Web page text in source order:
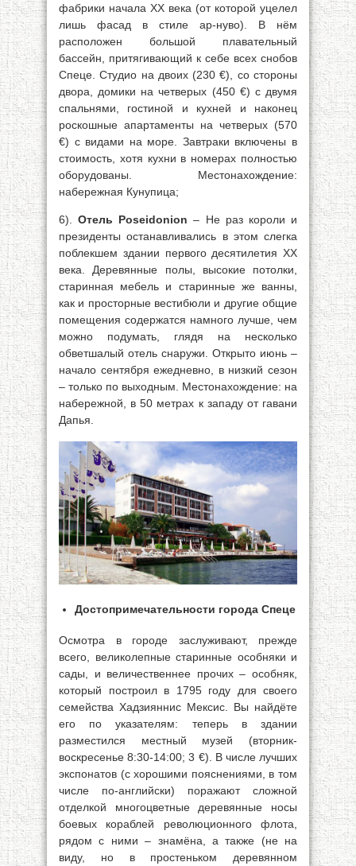
фабрики начала XX века (от которой уцелел
лишь фасад в стиле ар-нуво). В нём
расположен большой плавательный
бассейн, притягивающий к себе всех снобов
Спеце. Студио на двоих (230 €), со стороны
двора, домики на четверых (450 €) с двумя
спальнями, гостиной и кухней и наконец
роскошные апартаменты на четверых (570
€) с видами на море. Завтраки включены в
стоимость, хотя кухни в номерах полностью
оборудованы. Местонахождение:
набережная Кунупица;
6).Отель Poseidonion – Не раз короли и
президенты останавливались в этом слегка
поблекшем здании первого десятилетия XX
века. Деревянные полы, высокие потолки,
старинная мебель и старинные же ванны,
как и просторные вестибюли и другие общие
помещения содержатся намного лучше, чем
можно подумать, глядя на несколько
обветшалый отель снаружи. Открыто июнь –
начало сентября ежедневно, в низкий сезон
– только по выходным. Местонахождение: на
набережной, в 50 метрах к западу от гавани
Дапья.
Достопримечательности города Спеце
Осмотра в городе заслуживают, прежде
всего, великолепные старинные особняки и
сады, и величественнее прочих – особняк,
который построил в 1795 году для своего
семейства Хадзияннис Мексис. Вы найдёте
его по указателям: теперь в здании
разместился местный музей (вторник-
воскресенье 8:30-14:00; 3 €). В числе лучших
экспонатов (с хорошими пояснениями, в том
числе по-английски) поражают сложной
отделкой многоцветные деревянные носы
боевых кораблей революционного флота,
рядом с ними – знамёна, а также (не на
виду, но в простеньком деревянном